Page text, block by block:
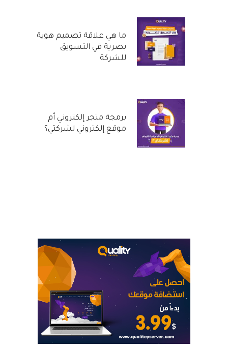
ما هي علاقة تصميم هوية
بصرية في التسويق
للشركة
برمجة متجر إلكتروني أم
موقع إلكتروني لشركتي؟